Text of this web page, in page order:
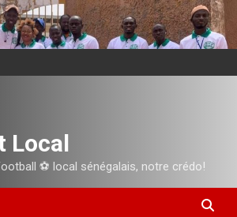
Local
⚽️ local sénégalais, notre crédo!